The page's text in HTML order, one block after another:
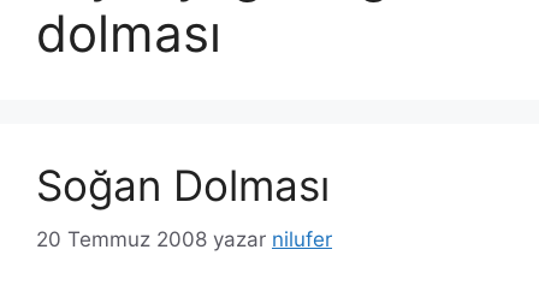
dolması
Soğan Dolması
20 Temmuz 2008 yazar nilufer